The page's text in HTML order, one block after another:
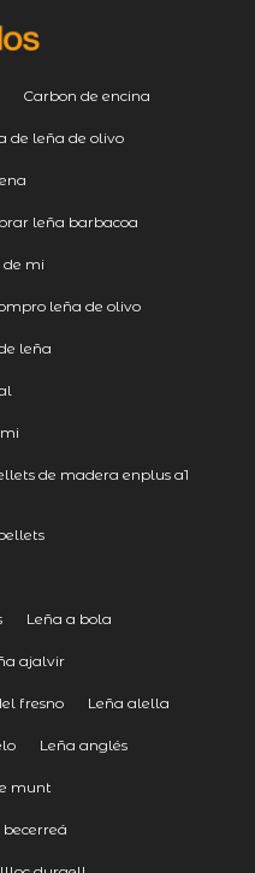
Carbon de encina
de leña de olivo
leña barbacoa
de mi
leña de olivo
leña
de madera enplus a1
Leña a bola
ajalvir
fresno Leña alella
Leña anglés
munt
becerreá